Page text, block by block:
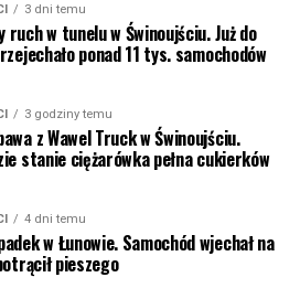
3 dni temu
ruch w tunelu w Świnoujściu. Już do
ponad 11 tys. samochodów
3 godziny temu
z Wawel Truck w Świnoujściu.
stanie ciężarówka pełna cukierków
4 dni temu
w Łunowie. Samochód wjechał na
pieszego